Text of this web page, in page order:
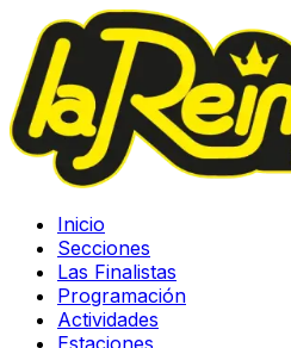
Inicio
Secciones
Las Finalistas
Programación
Actividades
Estaciones